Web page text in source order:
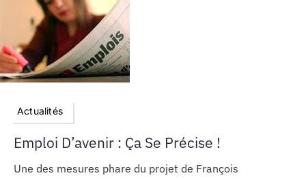
Actualités
Emploi D’avenir : Ça Se Précise !
Une des mesures phare du projet de François